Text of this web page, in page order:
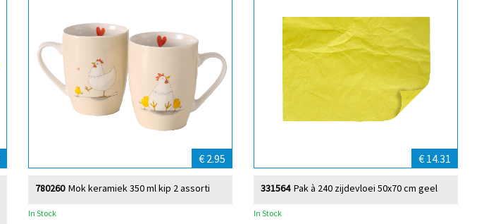
€ 2.95
Mok keramiek 350 ml kip 2 assorti
780260
In Stock
€ 14.31
Pak à 240 zijdevloei 50x70 cm geel
331564
In Stock